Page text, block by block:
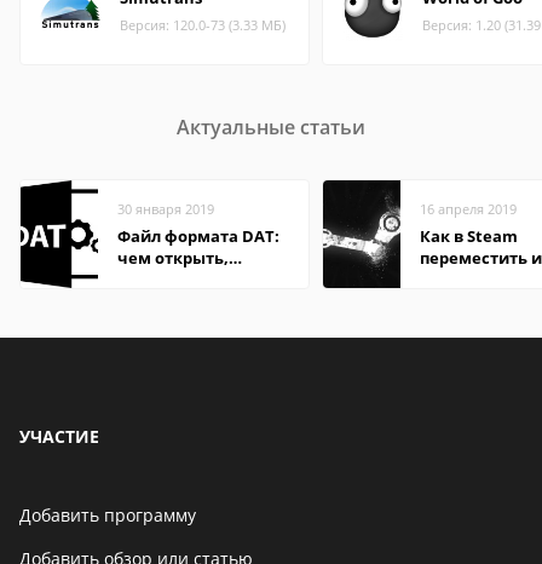
Версия: 120.0-73 (3.33 МБ) Версия: 1.20
Актуальные статьи
30 января 2019
Файл формата DAT:
чем открыть,
16 апреля 2019
Как в Steam
переместить
УЧАСТИЕ
Добавить программу
Добавить обзор или статью